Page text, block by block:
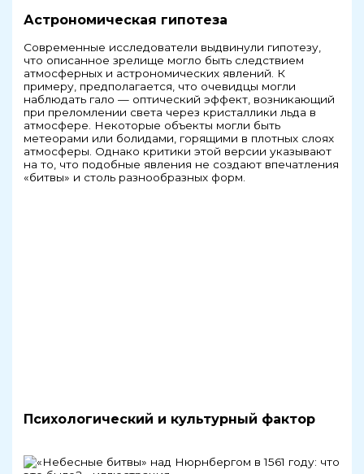
Астрономическая гипотеза
Современные исследователи выдвинули гипотезу,
что описанное зрелище могло быть следствием
атмосферных и астрономических явлений. К
примеру, предполагается, что очевидцы могли
наблюдать гало — оптический эффект, возникающий
при преломлении света через кристаллики льда в
атмосфере. Некоторые объекты могли быть
метеорами или болидами, горящими в плотных слоях
атмосферы. Однако критики этой версии указывают
на то, что подобные явления не создают впечатления
«битвы» и столь разнообразных форм.
Психологический и культурный фактор